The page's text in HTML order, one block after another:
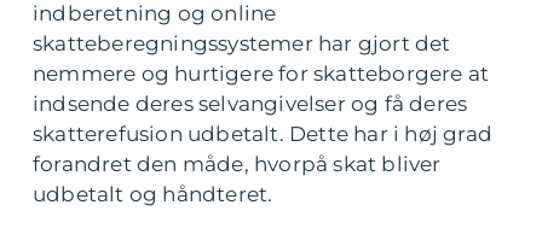
indberetning og online
skatteberegningssystemer har gjort det
nemmere og hurtigere for skatteborgere at
indsende deres selvangivelser og få deres
skatterefusion udbetalt. Dette har i høj grad
forandret den måde, hvorpå skat bliver
udbetalt og håndteret.